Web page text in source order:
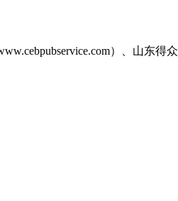
）
山东得